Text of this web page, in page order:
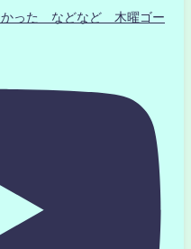
かった などなど 木曜ゴー